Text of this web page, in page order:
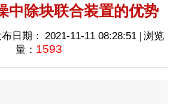
中除块联合装置的优势
日期： 2021-11-11 08:28:51 | 浏览
量： 1593